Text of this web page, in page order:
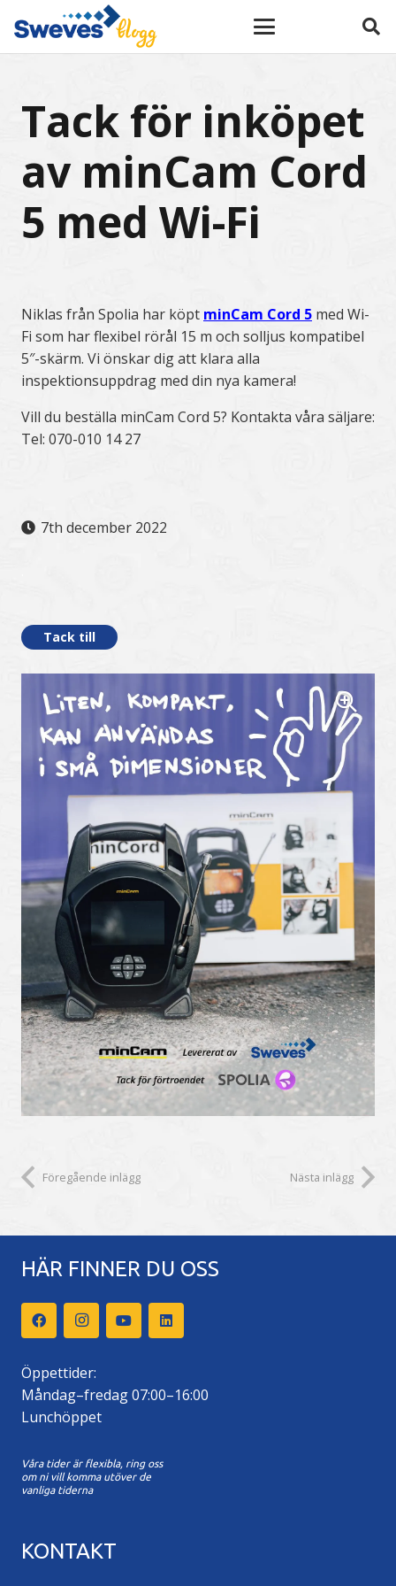
Tack för inköpet
av minCam Cord
5 med Wi-Fi
Niklas från Spolia har köpt minCam Cord 5 med Wi-
Fi som har flexibel rörål 15 m och solljus kompatibel
5″-skärm. Vi önskar dig att klara alla
inspektionsuppdrag med din nya kamera!
Vill du beställa minCam Cord 5? Kontakta våra säljare:
Tel: 070-010 14 27
7th december 2022
Tack till
Föregående inlägg Nästa inlägg
HÄR FINNER DU OSS
Öppettider:
Måndag–fredag 07:00–16:00
Lunchöppet
Våra tider är flexibla, ring oss
om ni vill komma utöver de
vanliga tiderna
KONTAKT